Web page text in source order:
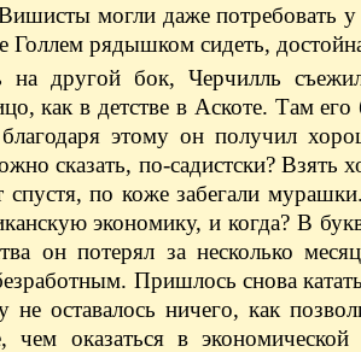
могли даже потребовать
Голлем рядышком сидеть,
на другой бок, Черчилль
как в детстве в Аскоте. Там
этому он получил
сказать, по-садистски?
по коже забегали
экономику, и когда? В
он потерял за несколько
Пришлось снова
оставалось ничего, как
чем оказаться в